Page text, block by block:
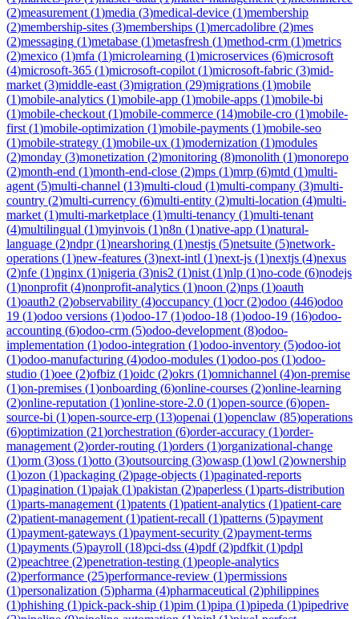
(2)measurement (1)media (3)medical-device (1)membership
(2)membership-sites (3)memberships (1)mercadolibre (2)mes
(2)messaging (1)metabase (1)metasfresh (1)method-crm (1)metrics
(2)mexico (1)mfa (1)microlearning (1)microservices (6)microsoft
(4)microsoft-365 (1)microsoft-copilot (1)microsoft-fabric (3)mid-
market (3)middle-east (3)migration (29)migrations (1)mobile
(1)mobile-analytics (1)mobile-app (1)mobile-apps (1)mobile-bi
(1)mobile-checkout (1)mobile-commerce (14)mobile-cro (1)mobile-
first (1)mobile-optimization (1)mobile-payments (1)mobile-seo
(1)mobile-strategy (1)mobile-ux (1)modernization (1)modules
(2)monday (3)monetization (2)monitoring (8)monolith (1)monorepo
(2)month-end (1)month-end-close (2)mps (1)mrp (6)mtd (1)multi-
agent (5)multi-channel (13)multi-cloud (1)multi-company (3)multi-
country (2)multi-currency (6)multi-entity (2)multi-location (4)multi-
market (1)multi-marketplace (1)multi-tenancy (1)multi-tenant
(4)multilingual (1)myinvois (1)n8n (1)native-app (1)natural-
language (2)ndpr(1)nearshoring (1)nestjs (5)netsuite (5)network-
operations (1)new-features (3)next-intl (1)next-js (1)nextjs (4)nexus
(2)nfe (1)nginx (1)nigeria (3)nis2 (1)nist (1)nlp (1)no-code (6)nodejs
(1)nonprofit (4)nonprofit-analytics (1)noon (2)nps (1)oauth
(1)oauth2 (2)observability (4)occupancy (1)ocr(2)odoo (446)odoo
19 (1)odoo versions (1)odoo-17 (1)odoo-18 (1)odoo-19 (16)odoo-
accounting (6)odoo-crm (5)odoo-development (8)odoo-
implementation (1)odoo-integration (1)odoo-inventory (5)odoo-iot
(1)odoo-manufacturing (4)odoo-modules (1)odoo-pos (1)odoo-
studio (1)oee (2)ofbiz (1)oidc (2)okrs (1)omnichannel (4)on-premise
(1)on-premises (1)onboarding (6)online-courses (2)online-learning
(2)online-reputation (1)online-store-2.0 (1)open-source (6)open-
source-bi (1)open-source-erp (13)openai (1)openclaw (85)operations
(6)optimization (21)orchestration (6)order-accuracy (1)order-
management (2)order-routing (1)orders (1)organizational-change
(1)orm (3)oss (1)otto (3)outsourcing (3)owasp (1)owl (2)ownership
(1)ozon (1)packaging (2)page-objects (1)paginated-reports
(1)pagination (1)pajak (1)pakistan (2)paperless (1)parts-distribution
(1)parts-management (1)patents (1)patient-analytics (1)patient-care
(2)patient-management (1)patient-recall (1)patterns (5)payment
(1)payment-gateways (1)payment-security (2)payment-terms
(1)payments (5)payroll (18)pci-dss (4)pdf(2)pdfkit (1)pdpl
(2)peachtree (2)penetration-testing (1)people-analytics
(2)performance (25)performance-review (1)permissions
(1)personalization (5)pharma (4)pharmaceutical (2)philippines
(1)phishing (1)pick-pack-ship (1)pim (1)pipa (1)pipeda (1)pipedrive